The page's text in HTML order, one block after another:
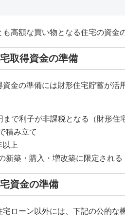
高額な買い物となる住宅の資金
取得資金の準備
金の準備には財形住宅貯蓄が活
まで利子が非課税となる（財形住
積み立て
以上
新築・購入・増改築に限定される
資金の準備
ローン以外には、下記の公的な